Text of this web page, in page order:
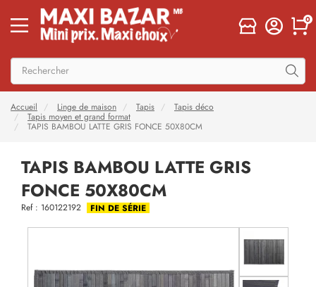
0
Accueil Linge de maison Tapis
Tapis déco
Tapis moyen et grand format
TAPIS BAMBOU LATTE GRIS FONCE 50X80CM
TAPIS BAMBOU LATTE GRIS
FONCE 50X80CM
Ref : 160122192 FIN DE SÉRIE